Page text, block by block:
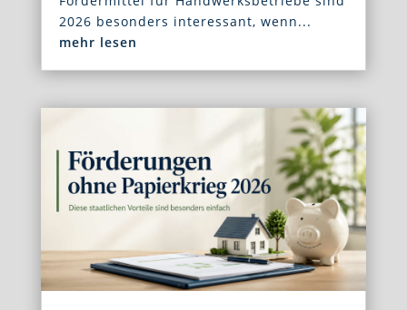
2026 besonders interessant, wenn...
mehr lesen